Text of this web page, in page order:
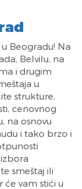
Beogradu! Na
Belvilu, na
i drugim
u
strukture,
cenovnog
na osnovu
i tako brzo i
smeštaj ili
će vam stići u